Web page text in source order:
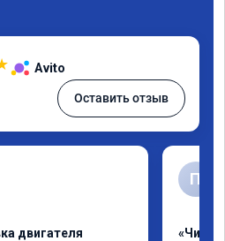
Avito
Оставить отзыв
двигателя
П
«Чип